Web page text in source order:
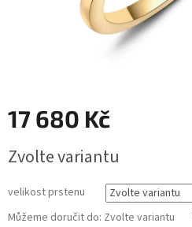
17 680 Kč
cena:
Zvolte variantu
velikost prstenu
Můžeme doručit do: Zvolte variantu